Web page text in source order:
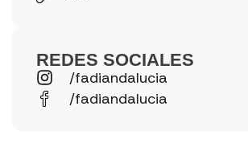
REDES SOCIALES
/fadiandalucia
/fadiandalucia